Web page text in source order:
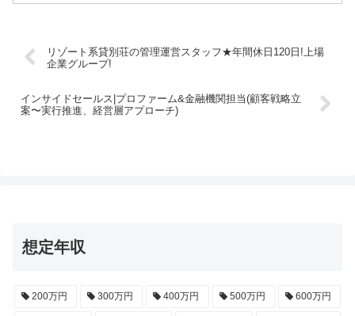
リゾート系貸別荘の管理運営スタッフ★年間休日120日!上場
企業グループ!
インサイドセールス|プロファーム&金融機関担当(顧客戦略立
案〜実行推進、経営層アプローチ)
想定年収
200万円 300万円 400万円 500万円 600万円